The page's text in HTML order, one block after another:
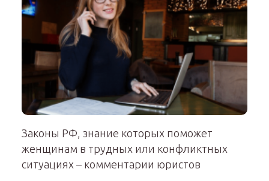
Законы РФ, знание которых поможет
женщинам в трудных или конфликтных
ситуациях – комментарии юристов